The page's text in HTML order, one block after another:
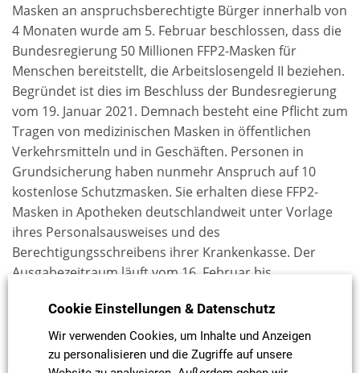
Masken an anspruchsberechtigte Bürger innerhalb von
4 Monaten wurde am 5. Februar beschlossen, dass die
Bundesregierung 50 Millionen FFP2-Masken für
Menschen bereitstellt, die Arbeitslosengeld II beziehen.
Begründet ist dies im Beschluss der Bundesregierung
vom 19. Januar 2021. Demnach besteht eine Pflicht zum
Tragen von medizinischen Masken in öffentlichen
Verkehrsmitteln und in Geschäften. Personen in
Grundsicherung haben nunmehr Anspruch auf 10
kostenlose Schutzmasken. Sie erhalten diese FFP2-
Masken in Apotheken deutschlandweit unter Vorlage
ihres Personalsausweises und des
Berechtigungsschreibens ihrer Krankenkasse. Der
Ausgabezeitraum läuft vom 16. Februar bis
Ein herzliches Dankeschön an die treue D/Maske-
Apotheker-Kundschaft
Cookie Einstellungen & Datenschutz
Wir verwenden Cookies, um Inhalte und Anzeigen
zu personalisieren und die Zugriffe auf unsere